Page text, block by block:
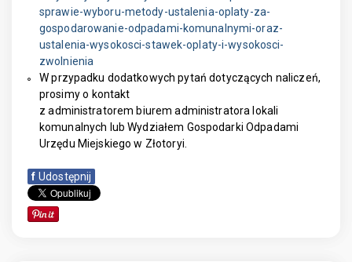
sprawie-wyboru-metody-ustalenia-oplaty-za-
gospodarowanie-odpadami-komunalnymi-oraz-
ustalenia-wysokosci-stawek-oplaty-i-wysokosci-
zwolnienia
W przypadku dodatkowych pytań dotyczących naliczeń,
prosimy o kontakt
z administratorem biurem administratora lokali
komunalnych lub Wydziałem Gospodarki Odpadami
Urzędu Miejskiego w Złotoryi.
f Udostępnij